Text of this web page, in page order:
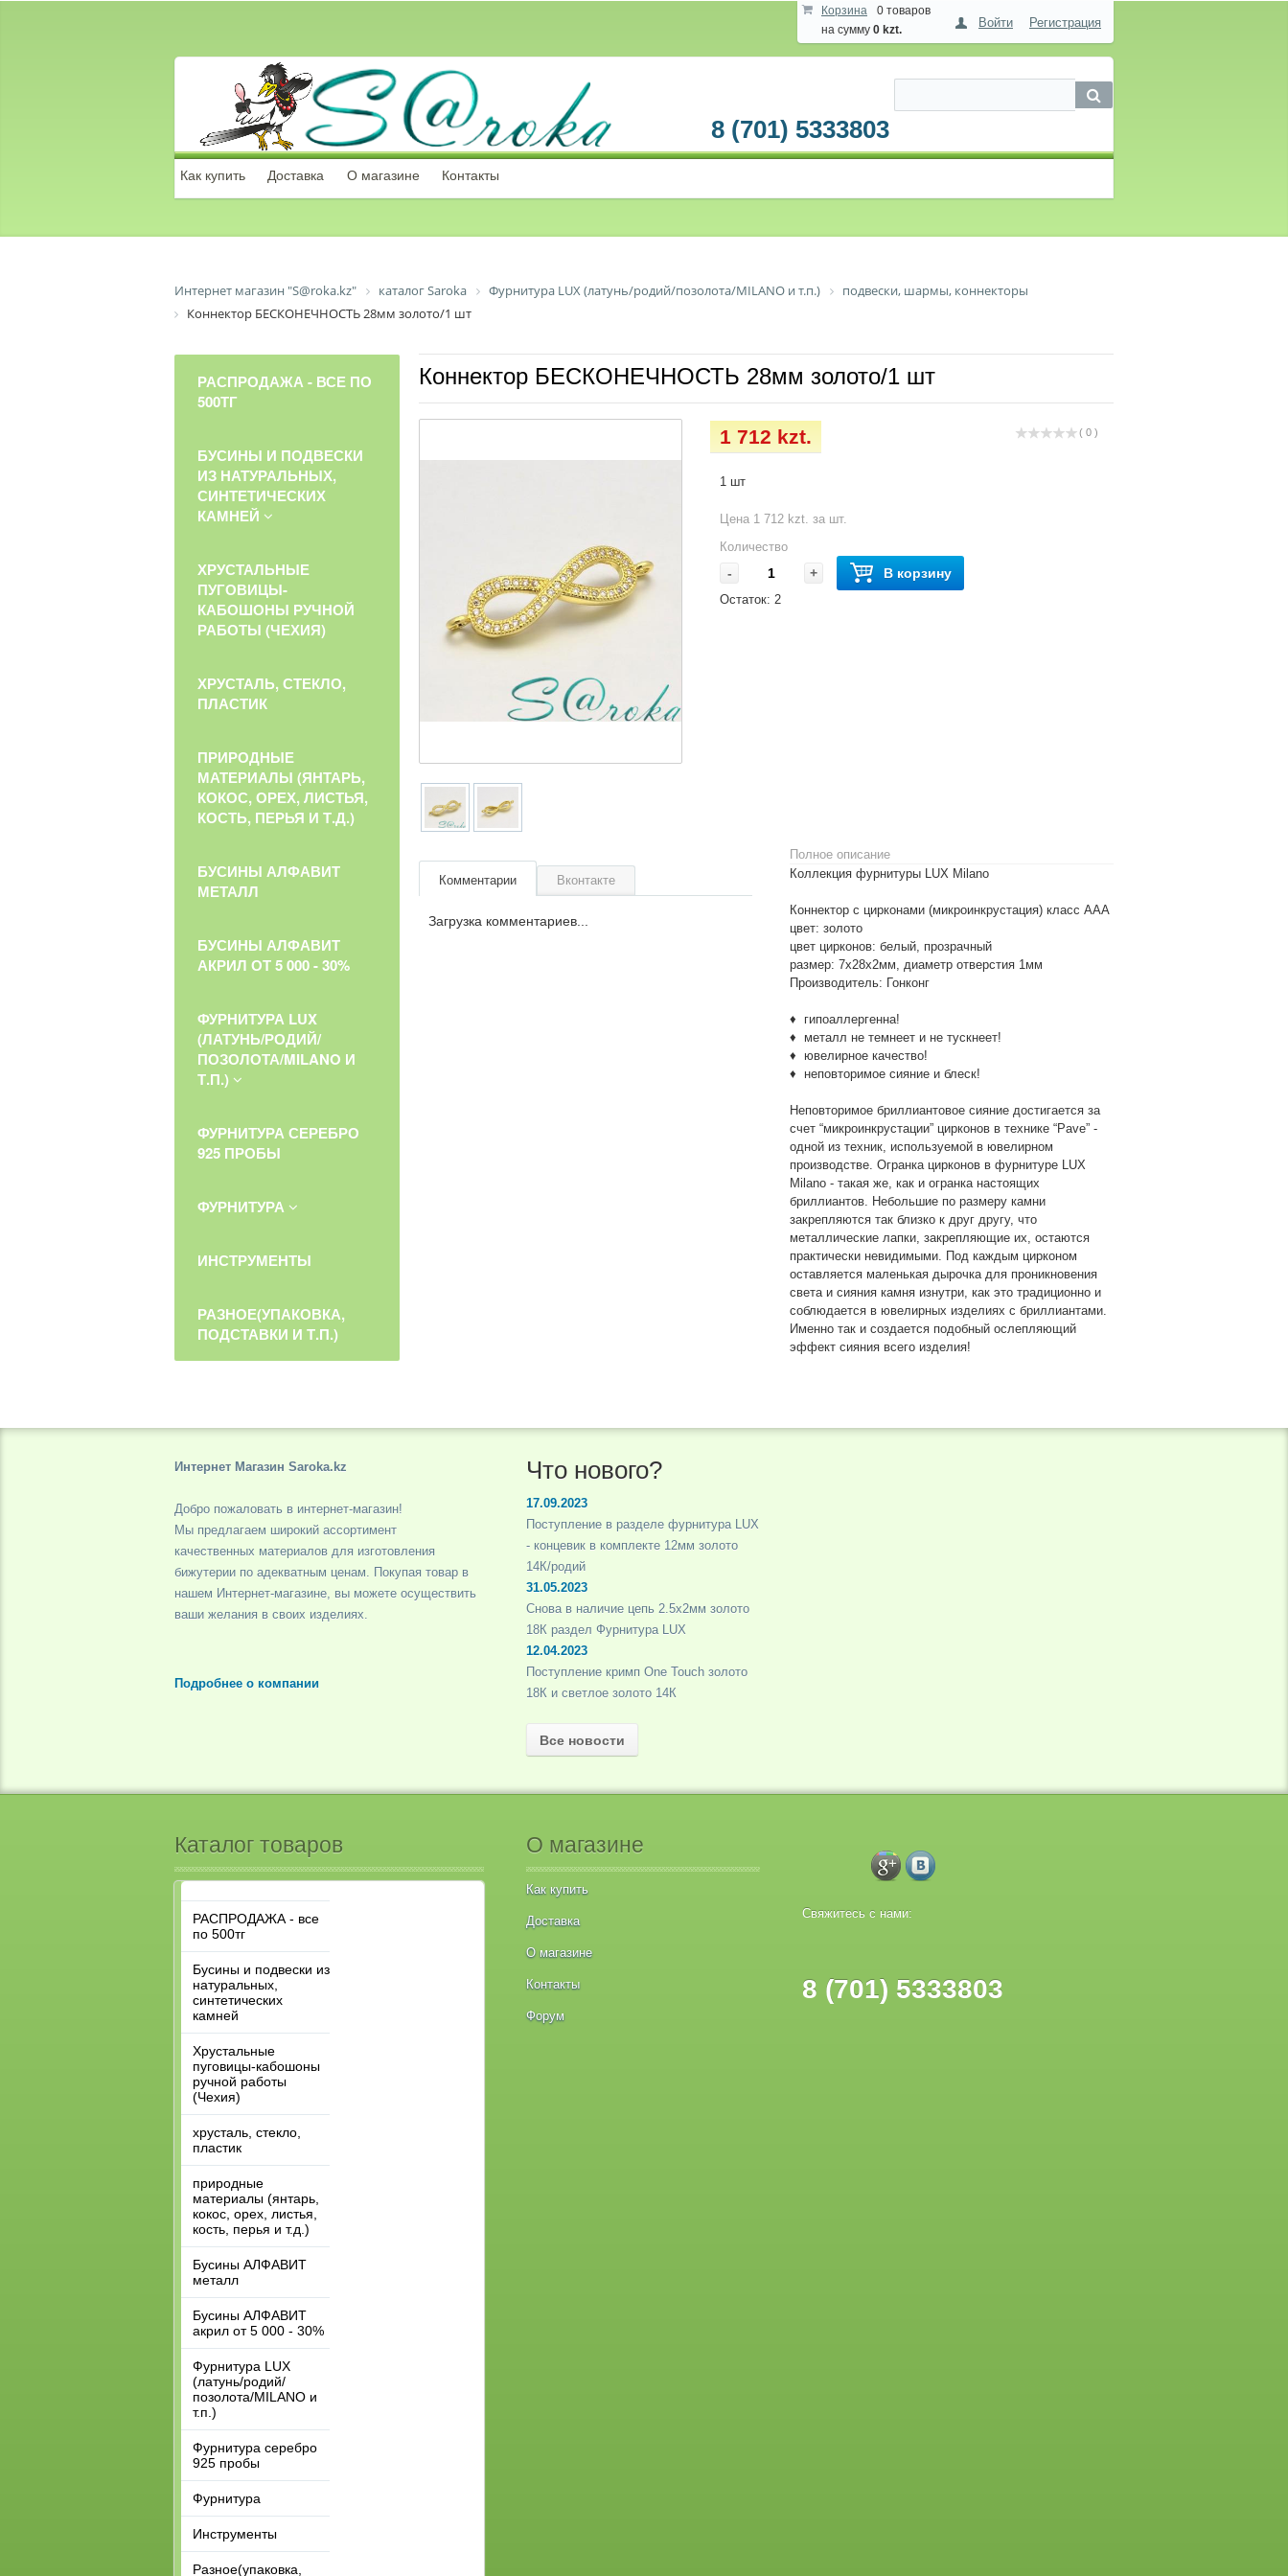
Корзина
0 товаров
на сумму 0 kzt. Войти Регистрация
8 (701) 5333803
Как купить Доставка О магазине Контакты
Интернет магазин "S@roka.kz" каталог Saroka Фурнитура LUX (латунь/родий/позолота/MILANO и т.п.)
подвески, шармы, коннекторы
Коннектор БЕСКОНЕЧНОСТЬ 28мм золото/1 шт
Коннектор БЕСКОНЕЧНОСТЬ 28мм золото/1 шт
( 0 )
1 712 kzt.
1 шт
Цена 1 712 kzt. за шт.
Количество
- + В корзину
Остаток: 2
Полное описание
Коллекция фурнитуры LUX Milano
Коннектор с цирконами (микроинкрустация) класс ААА
цвет: золото
цвет цирконов: белый, прозрачный
размер: 7х28х2мм, диаметр отверстия 1мм
Производитель: Гонконг
♦ гипоаллергенна!
♦ металл не темнеет и не тускнеет!
♦ ювелирное качество!
♦ неповторимое сияние и блеск!
Неповторимое бриллиантовое сияние достигается за
счет “микроинкрустации” цирконов в технике “Pave” -
одной из техник, используемой в ювелирном
производстве. Огранка цирконов в фурнитуре LUX
Milano - такая же, как и огранка настоящих
бриллиантов. Небольшие по размеру камни
закрепляются так близко к друг другу, что
металлические лапки, закрепляющие их, остаются
практически невидимыми. Под каждым цирконом
оставляется маленькая дырочка для проникновения
света и сияния камня изнутри, как это традиционно и
соблюдается в ювелирных изделиях с бриллиантами.
Именно так и создается подобный ослепляющий
эффект сияния всего изделия!
Комментарии Вконтакте
Загрузка комментариев...
РАСПРОДАЖА - ВСЕ ПО
500ТГ
БУСИНЫ И ПОДВЕСКИ
ИЗ НАТУРАЛЬНЫХ,
СИНТЕТИЧЕСКИХ
КАМНЕЙ
ХРУСТАЛЬНЫЕ
ПУГОВИЦЫ-
КАБОШОНЫ РУЧНОЙ
РАБОТЫ (ЧЕХИЯ)
ХРУСТАЛЬ, СТЕКЛО,
ПЛАСТИК
ПРИРОДНЫЕ
МАТЕРИАЛЫ (ЯНТАРЬ,
КОКОС, ОРЕХ, ЛИСТЬЯ,
КОСТЬ, ПЕРЬЯ И Т.Д.)
БУСИНЫ АЛФАВИТ
МЕТАЛЛ
БУСИНЫ АЛФАВИТ
АКРИЛ ОТ 5 000 - 30%
ФУРНИТУРА LUX
(ЛАТУНЬ/РОДИЙ/
ПОЗОЛОТА/MILANO И
Т.П.)
ФУРНИТУРА СЕРЕБРО
925 ПРОБЫ
ФУРНИТУРА
ИНСТРУМЕНТЫ
РАЗНОЕ(УПАКОВКА,
ПОДСТАВКИ И Т.П.)
Интернет Магазин Saroka.kz
Добро пожаловать в интернет-магазин!
Мы предлагаем широкий ассортимент
качественных материалов для изготовления
бижутерии по адекватным ценам. Покупая товар в
нашем Интернет-магазине, вы можете осуществить
ваши желания в своих изделиях.
Подробнее о компании
Что нового?
17.09.2023
Поступление в разделе фурнитура LUX
- концевик в комплекте 12мм золото
14К/родий
31.05.2023
Снова в наличие цепь 2.5х2мм золото
18К раздел Фурнитура LUX
12.04.2023
Поступление кримп One Touch золото
18К и светлое золото 14К
Все новости
Каталог товаров
РАСПРОДАЖА - все
по 500тг
Бусины и подвески из
натуральных,
синтетических
камней
Хрустальные
пуговицы-кабошоны
ручной работы
(Чехия)
хрусталь, стекло,
пластик
природные
материалы (янтарь,
кокос, орех, листья,
кость, перья и т.д.)
Бусины АЛФАВИТ
металл
Бусины АЛФАВИТ
акрил от 5 000 - 30%
Фурнитура LUX
(латунь/родий/
позолота/MILANO и
т.п.)
Фурнитура серебро
925 пробы
Фурнитура
Инструменты
Разное(упаковка,
О магазине
Как купить
Доставка
О магазине
Контакты
Форум
Свяжитесь с нами:
8 (701) 5333803